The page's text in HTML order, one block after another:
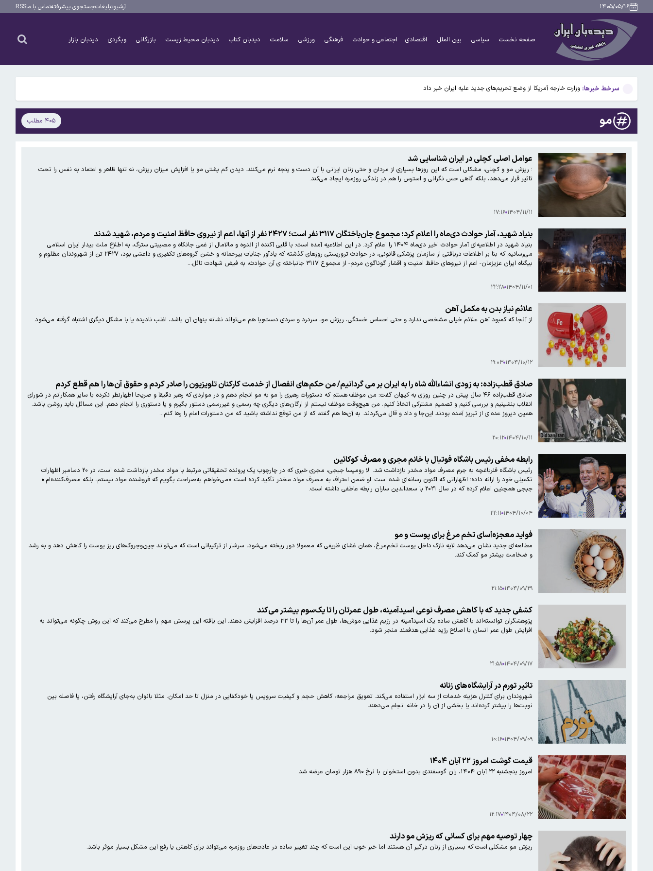
۱۴۰۵/۰۵/۱۶ آرشیوتبلیغاتجستجوی پیشرفتهتماس با ماRSS
صفحه نخست سیاسی بین الملل اقتصادی اجتماعی و حوادث فرهنگی ورزشی سلامت دیدبان کتاب دیدبان محیط زیست بازرگانی وبگردی دیدبان بازار
سرخط خبرها:
تکثیر کننده غیرمجاز عکس خوانندگان تحت تعقیب قرار گرفت
جزئیات جدید از انتقال نجومی گزینه پرسپولیس به نساجی
پاسخ منفی پورعلی‌گنجی به پیشنهاد منصوریان/مدافع پرسپولیس لژیونر می‌شود
وزارت خارجه آمریکا از وضع تحریم‌های جدید علیه ایران خبر داد
محدودیت تردد در آزادراه تهران کرج قزوین تا ۲۰ شهریور/ جزئیات
جزئیات جدید از انتقال نجومی گزینه پرسپولیس به نساجی
پاسخ منفی پورعلی‌گنجی به پیشنهاد منصوریان/مدافع پرسپولیس لژیونر می‌شود
مو ۴۰۵ مطلب
عوامل اصلی کچلی در ایران شناسایی شد
؛ ریزش مو و کچلی، مشکلی است که این روزها بسیاری از مردان و حتی زنان ایرانی با آن دست و پنجه نرم می‌کنند. دیدن کم پشتی مو یا افزایش میزان ریزش، نه تنها ظاهر و اعتماد به نفس را تحت
تاثیر قرار می‌دهد، بلکه گاهی حس نگرانی و استرس را هم در زندگی روزمره ایجاد می‌کند.
۱۴۰۴/۱۱/۱۱ ۱۷:۱۶
بنیاد شهید، آمار حوادث دی‌ماه را اعلام کرد: مجموع جان‌باختگان ۳۱۱۷ نفر است؛ ۲۴۲۷ نفر از آنها، اعم از نیروی حافظ امنیت و مردم، شهید شدند
بنیاد شهید در اطلاعیه‌ای آمار حوادث اخیر دی‌ماه ۱۴۰۴ را اعلام کرد. در این اطلاعیه آمده است: با قلبی آکنده از اندوه و مالامال از غمی جانکاه و مصیبتی سترگ، به اطلاع ملت بیدار ایران اسلامی
می‌رسانیم که بنا بر اطلاعات دریافتی از سازمان پزشکی قانونی، در حوادث تروریستی روزهای گذشته که یادآور جنایات بی‏رحمانه و خشن گروه‌های تکفیری و داعشی بود، ۲۴۲۷ تن از شهروندان مظلوم و
بی‏گناه ایران عزیزمان- اعم از نیروهای حافظ امنیت و اقشار گوناگون مردم- از مجموع ۳۱۱۷ جانباخته ‏ی آن حوادث، به فیض شهادت نائل…
۱۴۰۴/۱۱/۰۱ ۲۲:۲۸
علائم نیاز بدن به مکمل آهن
از آنجا که کمبود آهن علائم خیلی مشخصی ندارد و حتی احساس خستگی، ریزش مو، سردرد و سردی دست‌وپا هم می‌تواند نشانه پنهان آن باشد، اغلب نادیده یا با مشکل دیگری اشتباه گرفته می‌شود.
۱۴۰۴/۱۰/۱۲ ۱۹:۰۳
صادق قطب‌زاده: به زودی انشاءالله شاه را به ایران بر می گردانیم/ من حکم‌های انفصال از خدمت کارکنان تلویزیون را صادر کردم و حقوق آن‌ها را هم قطع کردم
صادق قطب‌زاده ۴۶ سال پیش در چنین روزی به کیهان گفت: من موظف هستم که دستورات رهبری را مو به مو انجام دهم و در مواردی که رهبر دقیقا و صریحا اظهارنظر نکرده با سایر همکارانم در شورای
انقلاب بنشینیم و بررسی کنیم و تصمیم مشترکی اتخاذ کنیم. من هیچ‌وقت موظف نیستم از ارگان‌های دیگری چه رسمی و غیررسمی دستور بگیرم و یا دستوری را انجام دهم. این مسائل باید روشن باشد.
همین دیروز عده‌ای از تبریز آمده بودند این‌جا و داد و قال می‌کردند. به آن‌ها هم گفتم که از من توقع نداشته باشید که من دستورات امام را رها کنم…
۱۴۰۴/۱۰/۱۱ ۲۰:۱۲
رابطه مخفی رئیس باشگاه فوتبال با خانم مجری و مصرف کوکائین
رئیس باشگاه فنرباغچه به جرم مصرف مواد مخدر بازداشت شد. الا رومیسا جبجی، مجری خبری که در چارچوب یک پرونده تحقیقاتی مرتبط با مواد مخدر بازداشت شده است، در ۲۰ دسامبر اظهارات
تکمیلی خود را ارائه داده؛ اظهاراتی که اکنون رسانه‌ای شده است. او ضمن اعتراف به مصرف مواد مخدر تأکید کرده است: «می‌خواهم به‌صراحت بگویم که فروشنده مواد نیستم، بلکه مصرف‌کننده‌ام.»
جبجی همچنین اعلام کرده که در سال ۲۰۲۱ با سعدالدین ساران رابطه عاطفی داشته است.
۱۴۰۴/۱۰/۰۴ ۲۲:۱۱
فواید معجزه‌آسای تخم مرغ برای پوست و مو
مطالعه‌ای جدید نشان می‌دهد لایه نازک داخل پوست تخم‌مرغ، همان غشای ظریفی که معمولا دور ریخته می‌شود، سرشار از ترکیباتی است که می‌تواند چین‌وچروک‌های ریز پوست را کاهش دهد و به رشد
و ضخامت بیشتر مو کمک کند.
۱۴۰۴/۰۹/۲۹ ۲۱:۱۵
کشفی جدید که با کاهش مصرف نوعی اسیدآمینه، طول عمرتان را تا یک‌سوم بیشتر می‌کند
پژوهشگران توانسته‌اند با کاهش ساده یک اسیدآمینه در رژیم غذایی موش‌ها، طول عمر آن‌ها را تا ۳۳ درصد افزایش دهند. این یافته این پرسش مهم را مطرح می‌کند که این روش چگونه می‌تواند به
افزایش طول عمر انسان با اصلاح رژیم غذایی هدفمند منجر شود.
۱۴۰۴/۰۹/۱۷ ۲۱:۵۸
تاثیر تورم در آرایشگاه‌های زنانه
شهروندان برای کنترل هزینه‌ خدمات از سه ابزار استفاده می‌کند. تعویق مراجعه، کاهش حجم و کیفیت سرویس یا خودکفایی در منزل تا حد امکان. مثلا بانوان به‌جای آرایشگاه رفتن، یا فاصله بین
نوبت‌ها را بیشتر کرده‌اند یا بخشی از آن را در خانه انجام می‌دهند
۱۴۰۴/۰۹/۰۹ ۱۰:۱۶
قیمت گوشت امروز ۲۲ آبان ۱۴۰۴
امروز پنجشنبه ۲۲ آبان ۱۴۰۴، ران گوسفندی بدون استخوان با نرخ ۸۹۰ هزار تومان عرضه شد.
۱۴۰۴/۰۸/۲۲ ۱۲:۱۷
چهار توصیه مهم برای کسانی که ریزش مو دارند
ریزش مو مشکلی است که بسیاری از زنان درگیر آن‌ هستند اما خبر خوب این است که چند تغییر ساده در عادت‌های روزمره می‌تواند برای کاهش یا رفع این مشکل بسیار موثر باشد.